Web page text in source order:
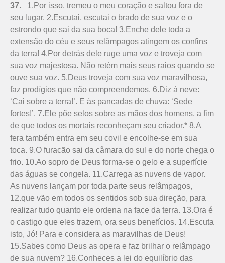
37. 1.Por isso, tremeu o meu coração e saltou fora de
seu lugar. 2.Escutai, escutai o brado de sua voz e o
estrondo que sai da sua boca! 3.Enche dele toda a
extensão do céu e seus relâmpagos atingem os confins
da terra! 4.Por detrás dele ruge uma voz e troveja com
sua voz majestosa. Não retém mais seus raios quando se
ouve sua voz. 5.Deus troveja com sua voz maravilhosa,
faz prodígios que não compreendemos. 6.Diz à neve:
‘Cai sobre a terra!’. E às pancadas de chuva: ‘Sede
fortes!’. 7.Ele põe selos sobre as mãos dos homens, a fim
de que todos os mortais reconheçam seu criador.* 8.A
fera também entra em seu covil e encolhe-se em sua
toca. 9.O furacão sai da câmara do sul e do norte chega o
frio. 10.Ao sopro de Deus forma-se o gelo e a superfície
das águas se congela. 11.Carrega as nuvens de vapor.
As nuvens lançam por toda parte seus relâmpagos,
12.que vão em todos os sentidos sob sua direção, para
realizar tudo quanto ele ordena na face da terra. 13.Ora é
o castigo que eles trazem, ora seus benefícios. 14.Escuta
isto, Jó! Para e considera as maravilhas de Deus!
15.Sabes como Deus as opera e faz brilhar o relâmpago
de sua nuvem? 16.Conheces a lei do equilíbrio das